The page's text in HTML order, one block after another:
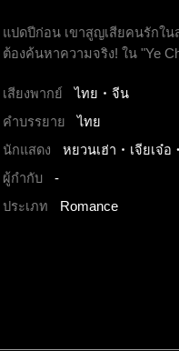
แปดปีก่อน เขาสูญเสียคนรักใ
ต้องค้นหาความจริง! ใน "Ye
เสียงพากย์ ไทย
จีน
คำบรรยาย
ไทย
นักแสดง
หยวนเฮ่า เจียเจ๋อ
ผู้กำกับ
-
ประเภท
Romance